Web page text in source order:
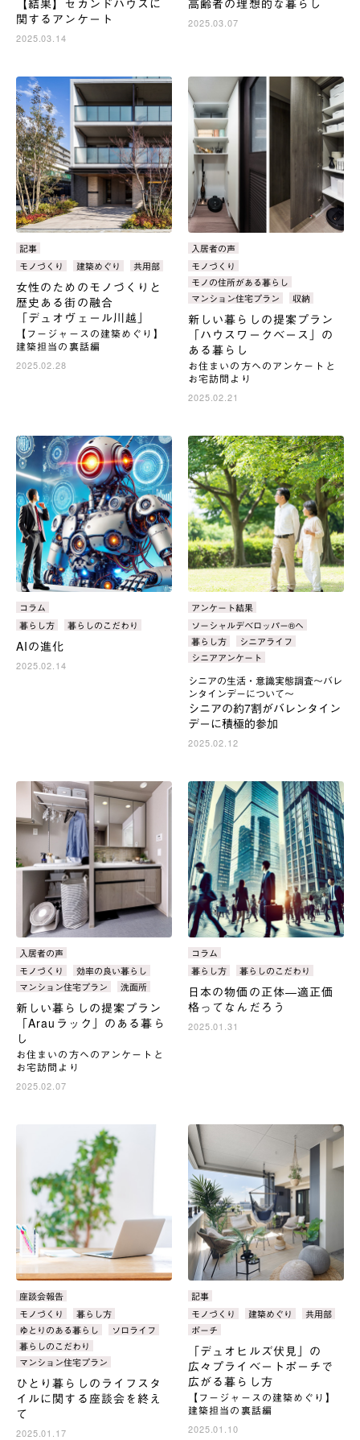
【結果】セカンドハウスに
関するアンケート
2025.03.14
高齢者の理想的な暮らし
2025.03.07
カ
テ
ゴ
リ：
記事
タ
モノづくり 建築めぐり 共用部
女性のためのモノづくりと
歴史ある街の融合
「デュオヴェール川越」
【フージャースの建築めぐり】
建築担当の裏話編
2025.02.28
カ
テ
ゴ
リ：
入居者の声
タ
グ：
モノづくり
モノの住所がある暮らし
マンション住宅プラン
収納
新しい暮らしの提案プラン
「ハウスワークベース」の
ある暮らし
お住まいの方へのアンケートと
お宅訪問より
2025.02.21
カ
テ
ゴ
リ：
コラム
タ
暮らし方 暮らしのこだわり
AIの進化
2025.02.14
カ
テ
ゴ
リ：
アンケート結果
タ
グ：
ソーシャルデベロッパー®へ
暮らし方
シニアライフ
シニアアンケート
シニアの生活・意識実態調査～バレ
ンタインデーについて～
シニアの約7割がバレンタイン
デーに積極的参加
2025.02.12
カ
テ
ゴ
リ：
入居者の声
タ
グ：
モノづくり
効率の良い暮らし
マンション住宅プラン
洗面所
新しい暮らしの提案プラン
「Arauラック」のある暮ら
し
お住まいの方へのアンケートと
お宅訪問より
2025.02.07
カ
テ
ゴ
リ：
コラム
タ
暮らし方 暮らしのこだわり
日本の物価の正体―適正価
格ってなんだろう
2025.01.31
カ
テ
ゴ
リ：
座談会報告
タ
グ：
モノづくり
暮らし方
ゆとりのある暮らし
ソロライフ
暮らしのこだわり
マンション住宅プラン
ひとり暮らしのライフスタ
イルに関する座談会を終え
て
2025.01.17
カ
テ
ゴ
リ：
記事
タ
グ：
モノづくり 建築めぐり
共用部
ポーチ
「デュオヒルズ伏見」の
広々プライベートポーチで
広がる暮らし方
【フージャースの建築めぐり】
建築担当の裏話編
2025.01.10